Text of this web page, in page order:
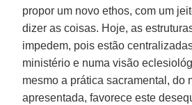
propor um novo ethos, com um
dizer as coisas. Hoje, as
impedem, pois estão
ministério e numa visão
mesmo a prática sacramental, do
apresentada, favorece este